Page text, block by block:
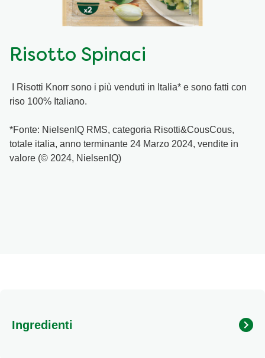
Ricette a base di cereali
Le ricette di Chiara Maci per Knorr
Consigli del mestiere
Insaporitori
Risotto Spinaci
I Risotti Knorr sono i più venduti in Italia* e sono fatti con
riso 100% Italiano.
*Fonte: NielsenIQ RMS, categoria Risotti&CousCous,
totale italia, anno terminante 24 Marzo 2024, vendite in
valore (© 2024, NielsenIQ)
Ingredienti